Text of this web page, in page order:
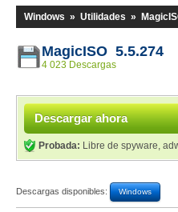
Windows » Utilidades »
MagicISO 5.5.274
4 023 Descargas
Descargar ahora
Probada: Libre de spyware,
Descargas disponibles: Windows